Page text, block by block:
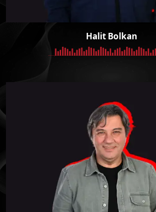
Halit Bolkan